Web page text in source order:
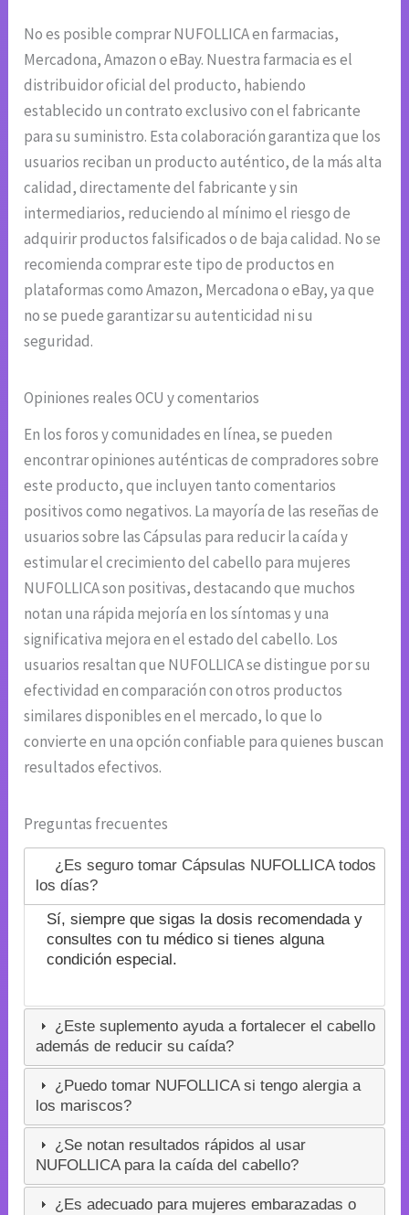
No es posible comprar NUFOLLICA en farmacias,
Mercadona, Amazon o eBay. Nuestra farmacia es el
distribuidor oficial del producto, habiendo
establecido un contrato exclusivo con el fabricante
para su suministro. Esta colaboración garantiza que los
usuarios reciban un producto auténtico, de la más alta
calidad, directamente del fabricante y sin
intermediarios, reduciendo al mínimo el riesgo de
adquirir productos falsificados o de baja calidad. No se
recomienda comprar este tipo de productos en
plataformas como Amazon, Mercadona o eBay, ya que
no se puede garantizar su autenticidad ni su
seguridad.
Opiniones reales OCU y comentarios
En los foros y comunidades en línea, se pueden
encontrar opiniones auténticas de compradores sobre
este producto, que incluyen tanto comentarios
positivos como negativos. La mayoría de las reseñas de
usuarios sobre las Cápsulas para reducir la caída y
estimular el crecimiento del cabello para mujeres
NUFOLLICA son positivas, destacando que muchos
notan una rápida mejoría en los síntomas y una
significativa mejora en el estado del cabello. Los
usuarios resaltan que NUFOLLICA se distingue por su
efectividad en comparación con otros productos
similares disponibles en el mercado, lo que lo
convierte en una opción confiable para quienes buscan
resultados efectivos.
Preguntas frecuentes
¿Es seguro tomar Cápsulas NUFOLLICA todos
los días?
Sí, siempre que sigas la dosis recomendada y
consultes con tu médico si tienes alguna
condición especial.
¿Este suplemento ayuda a fortalecer el cabello
además de reducir su caída?
¿Puedo tomar NUFOLLICA si tengo alergia a
los mariscos?
¿Se notan resultados rápidos al usar
NUFOLLICA para la caída del cabello?
¿Es adecuado para mujeres embarazadas o